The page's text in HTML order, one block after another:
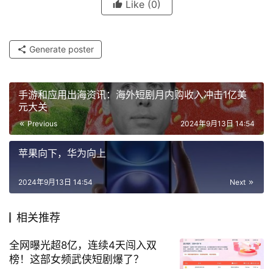
Like (0)
Generate poster
手游和应用出海资讯：海外短剧月内购收入冲击1亿美
元大关
Previous 2024年9月13日 14:54
苹果向下，华为向上
Next
2024年9月13日 14:54
相关推荐
全网曝光超8亿，连续4天闯入双
榜！这部女频武侠短剧爆了？